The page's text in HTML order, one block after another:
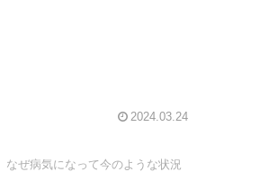
2024.03.24
ぜ病気になって今のような状況